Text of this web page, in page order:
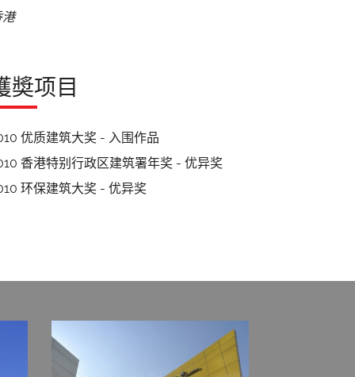
港
奬项目
优质建筑大奖 - 入围作品
香港特别行政区建筑署年奖 - 优异奖
环保建筑大奖 - 优异奖